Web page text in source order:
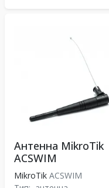
Антенна MikroTik
ACSWIM
MikroTik ACSWIM